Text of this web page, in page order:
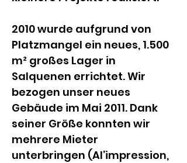
2010 wurde aufgrund von
Platzmangel ein neues, 1.500
m² großes Lager in
Salquenen errichtet. Wir
bezogen unser neues
Gebäude im Mai 2011. Dank
seiner Größe konnten wir
mehrere Mieter
unterbringen (Al’impression,